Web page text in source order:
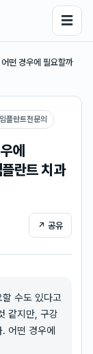
☰
떤 경우에 필요할까
플란트전문의
에
란트 치과
↗ 공유
수도 있다고
같지만, 구강
어떤 경우에